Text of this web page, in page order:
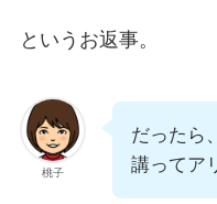
というお返事。
桃子
だったら
講ってア